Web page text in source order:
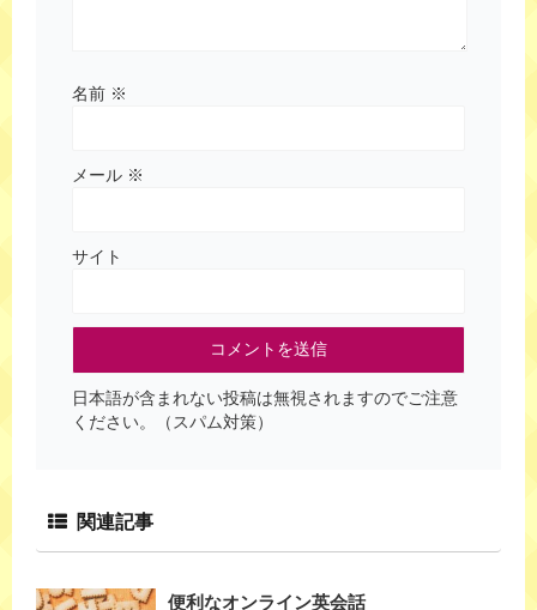
名前 ※
メール ※
サイト
日本語が含まれない投稿は無視されますのでご注意
ください。（スパム対策）
関連記事
便利なオンライン英会話